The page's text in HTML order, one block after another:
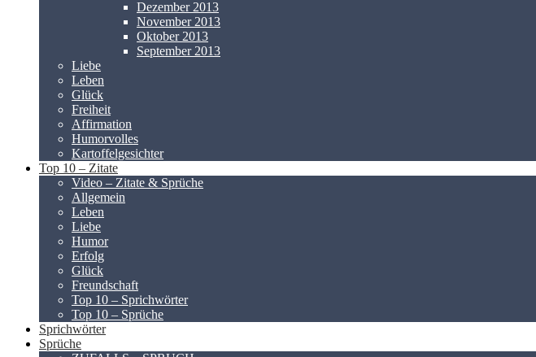
Dezember 2013
November 2013
Oktober 2013
September 2013
Liebe
Leben
Glück
Freiheit
Affirmation
Humorvolles
Kartoffelgesichter
Top 10 – Zitate
Video – Zitate & Sprüche
Allgemein
Leben
Liebe
Humor
Erfolg
Glück
Freundschaft
Top 10 – Sprichwörter
Top 10 – Sprüche
Sprichwörter
Sprüche